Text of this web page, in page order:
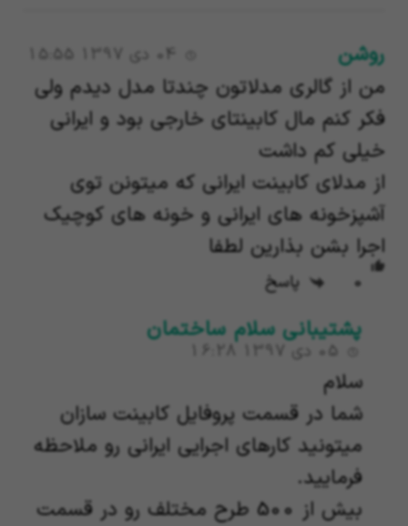
روشن
من از گالری مدلاتون چندتا مدل دیدم ولی
فکر کنم مال کابینتای خارجی بود و ایرانی
خیلی کم داشت
از مدلای کابینت ایرانی که میتونن توی
آشپزخونه های ایرانی و خونه های کوچیک
اجرا بشن بذارین لطفا
0 پاسخ
پشتیبانی سلام ساختمان
سلام
شما در قسمت پروفایل کابینت سازان
میتونید کارهای اجرایی ایرانی رو ملاحظه
فرمایید.
بیش از 500 طرح مختلف رو در قسمت